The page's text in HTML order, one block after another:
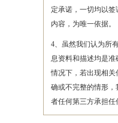
定承诺，一切均以
内容，为唯一依据。
4、虽然我们认为所
息资料和描述均是准
情况下，若出现相关
确或不完整的情形，
者任何第三方承担任